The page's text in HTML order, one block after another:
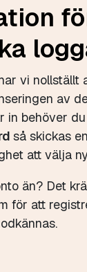
vi nollställt
av
in behöver
så skickas
att välja
än? Det
för att